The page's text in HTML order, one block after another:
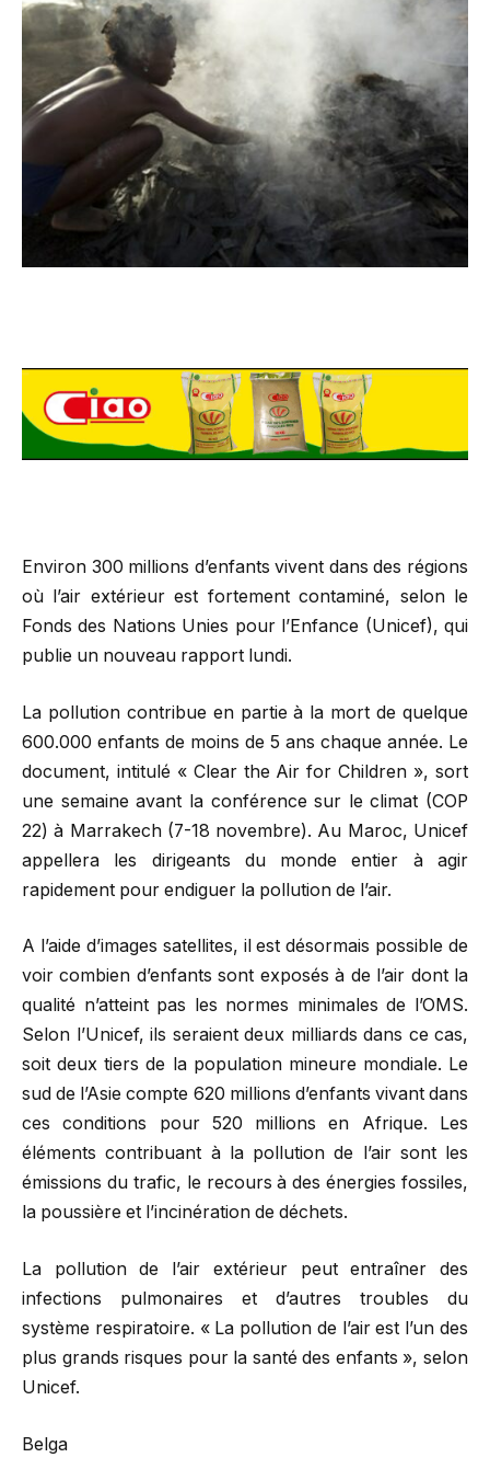
Environ 300 millions d’enfants vivent dans des régions
où l’air extérieur est fortement contaminé, selon le
Fonds des Nations Unies pour l’Enfance (Unicef), qui
publie un nouveau rapport lundi.
La pollution contribue en partie à la mort de quelque
600.000 enfants de moins de 5 ans chaque année. Le
document, intitulé « Clear the Air for Children », sort
une semaine avant la conférence sur le climat (COP
22) à Marrakech (7-18 novembre). Au Maroc, Unicef
appellera les dirigeants du monde entier à agir
rapidement pour endiguer la pollution de l’air.
A l’aide d’images satellites, il est désormais possible de
voir combien d’enfants sont exposés à de l’air dont la
qualité n’atteint pas les normes minimales de l’OMS.
Selon l’Unicef, ils seraient deux milliards dans ce cas,
soit deux tiers de la population mineure mondiale. Le
sud de l’Asie compte 620 millions d’enfants vivant dans
ces conditions pour 520 millions en Afrique. Les
éléments contribuant à la pollution de l’air sont les
émissions du trafic, le recours à des énergies fossiles,
la poussière et l’incinération de déchets.
La pollution de l’air extérieur peut entraîner des
infections pulmonaires et d’autres troubles du
système respiratoire. « La pollution de l’air est l’un des
plus grands risques pour la santé des enfants », selon
Unicef.
Belga